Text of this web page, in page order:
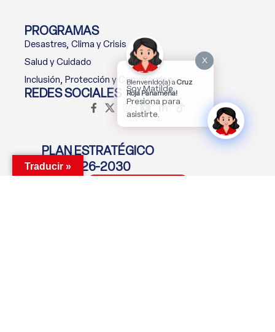
PROGRAMAS
Desastres, Clima y Crisis
Salud y Cuidado
Inclusión, Protección y Compromiso
REDES SOCIALES
PLAN ESTRATÉGICO
2026-2030
Traducir »
X
Bienvenido(a) a Cruz
Roja Panameña!
Soy Matilde.
Presiona para
asistirte.